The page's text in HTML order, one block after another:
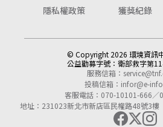
隱私權政策
獲獎紀錄
© Copyright 2026 環境資訊
公益勸募字號： 衛部救字第
服務信箱：
投稿信箱： infor@e-
客服電話：070-10101-666／
地址：231023新北市新店區民權路48號3樓